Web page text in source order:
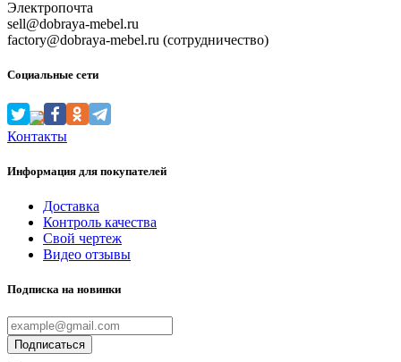
Электропочта
sell@dobraya-mebel.ru
factory@dobraya-mebel.ru (сотрудничество)
Социальные сети
Контакты
Информация для покупателей
Доставка
Контроль качества
Свой чертеж
Видео отзывы
Подписка на новинки
Подписаться